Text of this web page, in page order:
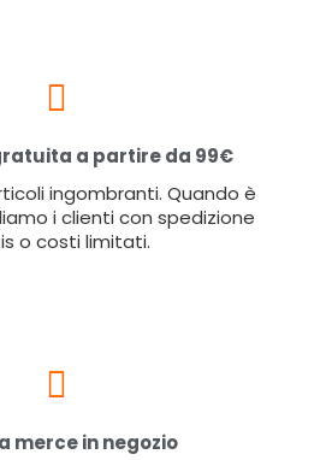
a partire da 99€
ingombranti. Quando è
i clienti con spedizione
o costi limitati.
merce in negozio